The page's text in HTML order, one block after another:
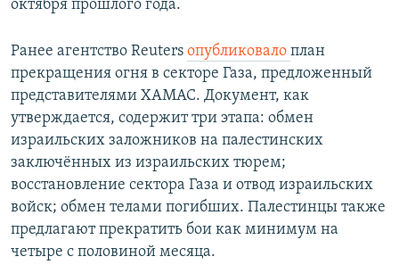
октября прошлого года.
Ранее агентство Reuters опубликовало план
прекращения огня в секторе Газа, предложенный
представителями ХАМАС. Документ, как
утверждается, содержит три этапа: обмен
израильских заложников на палестинских
заключённых из израильских тюрем;
восстановление сектора Газа и отвод израильских
войск; обмен телами погибших. Палестинцы также
предлагают прекратить бои как минимум на
четыре с половиной месяца.